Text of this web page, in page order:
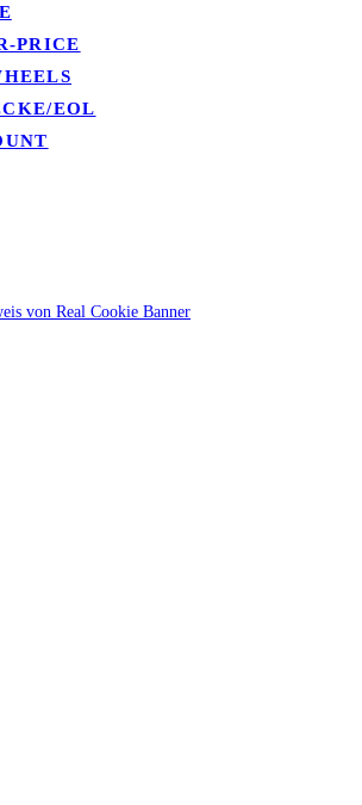
PRICE
EOL
von Real Cookie Banner